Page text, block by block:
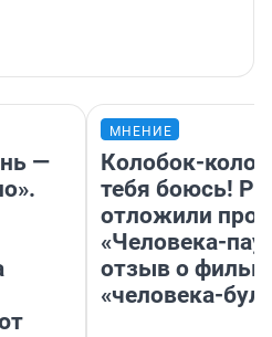
—
МНЕНИЕ
Колобок-
тебя боюсь!
отложили
«Человека-
отзыв о
«человека-